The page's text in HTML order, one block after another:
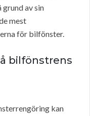
av sin
mest
för bilfönster.
bilfönstrens
kan